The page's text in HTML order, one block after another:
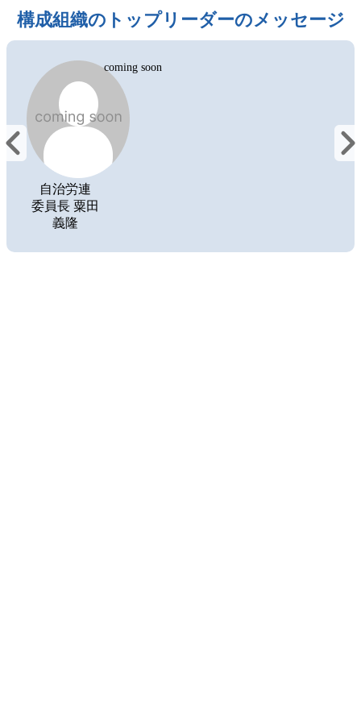
構成組織のトップリーダーのメッセージ
自治労連
委員長 粟田
義隆
coming soon